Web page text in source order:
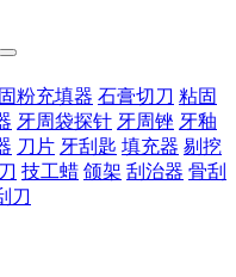
粉充填器 石膏切刀 粘固
牙周袋探针 牙周锉 牙釉
刀片 牙刮匙 填充器 剔挖
技工蜡 颌架 刮治器 骨刮
刀